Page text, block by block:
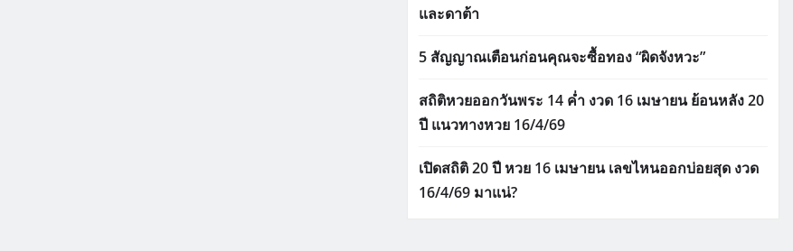
และดาต้า
5 สัญญาณเตือนก่อนคุณจะซื้อทอง “ผิดจังหวะ”
สถิติหวยออกวันพระ 14 ค่ำ งวด 16 เมษายน ย้อนหลัง 20
ปี แนวทางหวย 16/4/69
เปิดสถิติ 20 ปี หวย 16 เมษายน เลขไหนออกบ่อยสุด งวด
16/4/69 มาแน่?